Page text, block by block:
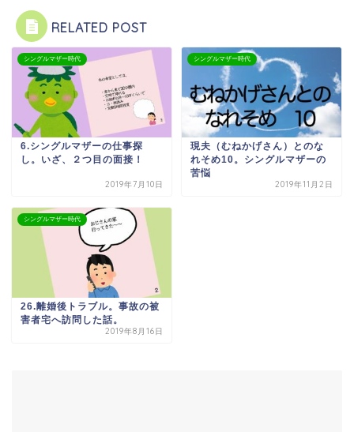
RELATED POST
シングルマザー時代
6.シングルマザーの仕事探
し。いざ、２つ目の面接！
2019年7月10日
シングルマザー時代
現夫（むねかげさん）とのな
れそめ10。シングルマザーの
苦悩
2019年11月2日
シングルマザー時代
26.離婚後トラブル。事故の被
害者宅へ訪問した話。
2019年8月16日